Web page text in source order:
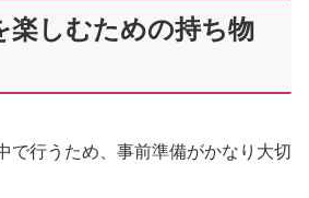
楽しむための持ち物
で行うため、事前準備がかなり大切